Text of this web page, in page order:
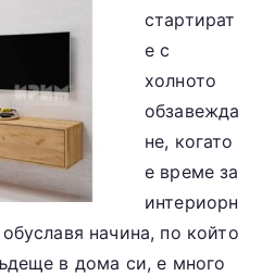
стартират
е с
холното
обзавежда
не, когато
е време за
интериорн
начина, по който
в дома си, е много